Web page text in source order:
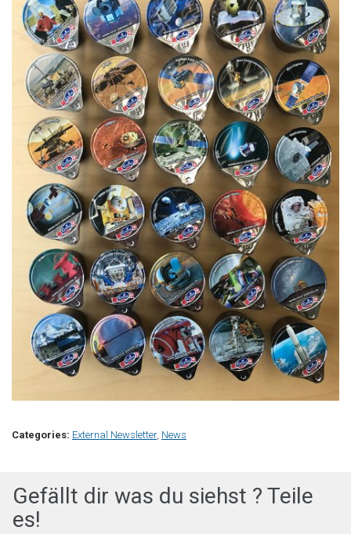
Categories: External Newsletter, News
Gefällt dir was du siehst ? Teile
es!